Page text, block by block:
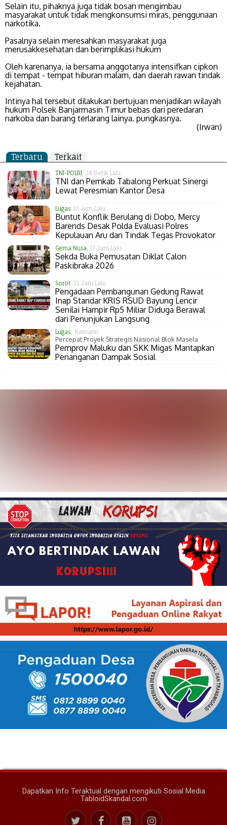
Selain itu, pihaknya juga tidak bosan mengimbau
masyarakat untuk tidak mengkonsumsi miras, penggunaan
narkotika.
Pasalnya selain meresahkan masyarakat juga
merusakkesehatan dan berimplikasi hukum
Oleh karenanya, ia bersama anggotanya intensifkan cipkon
di tempat - tempat hiburan malam, dan daerah rawan tindak
kejahatan.
Intinya hal tersebut dilakukan bertujuan menjadikan wilayah
hukum Polsek Banjarmasin Timur bebas dari peredaran
narkoba dan barang terlarang lainya. pungkasnya.
(Irwan)
Terbaru Terkait
TNI-POLRI, 24 Detik Lalu
TNI dan Pemkab Tabalong Perkuat Sinergi
Lewat Peresmian Kantor Desa
Lugas, 17 Jam Lalu
Buntut Konflik Berulang di Dobo, Mercy
Barends Desak Polda Evaluasi Polres
Kepulauan Aru dan Tindak Tegas Provokator
Gema Nusa , 17 Jam Lalu
Sekda Buka Pemusatan Diklat Calon
Paskibraka 2026
Sorot, 21 Jam Lalu
Pengadaan Pembangunan Gedung Rawat
Inap Standar KRIS RSUD Bayung Lencir
Senilai Hampir Rp5 Miliar Diduga Berawal
dari Penunjukan Langsung
Lugas, Kemarin
Percepat Proyek Strategis Nasional Blok Masela
Pemprov Maluku dan SKK Migas Mantapkan
Penanganan Dampak Sosial
Dapatkan Info Teraktual dengan mengikuti Sosial Media
TabloidSkandal.com